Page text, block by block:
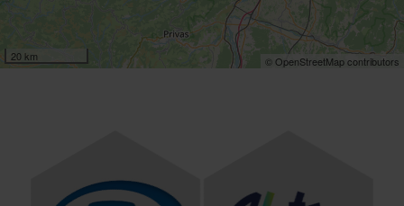
20 km © OpenStreetMap contributors